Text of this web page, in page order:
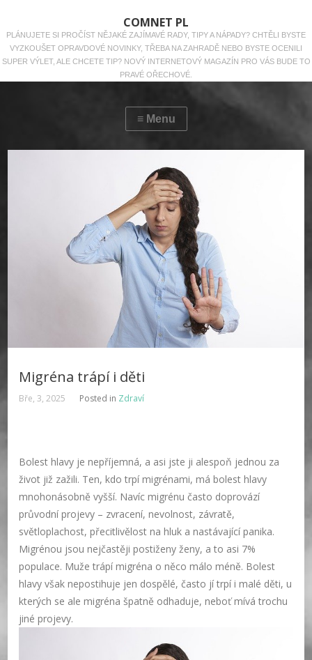
COMNET PL
PLÁNUJETE SI PROČÍST NĚJAKÉ ZAJÍMAVÉ RADY, TIPY A NÁPADY? CHTĚLI BYSTE
VYZKOUŠET OPRAVDOVÉ NOVINKY, TŘEBA NA ZAHRADĚ NEBO BYSTE OCENILI
SUPER VÝLET, ALE CHCETE TIP? NOVÝ INTERNETOVÝ MAGAZÍN PRO VÁS BUDE TO
PRAVÉ OŘECHOVÉ.
Migréna trápí i děti
Bře, 3, 2025 Posted in Zdraví
Bolest hlavy je nepříjemná, a asi jste ji alespoň jednou za
život již zažili. Ten, kdo trpí migrénami, má bolest hlavy
mnohonásobně vyšší. Navíc migrénu často doprovází
průvodní projevy – zvracení, nevolnost, závratě,
světloplachost, přecitlivělost na hluk a nastávající panika.
Migrénou jsou nejčastěji postiženy ženy, a to asi 7%
populace. Muže trápí migréna o něco málo méně. Bolest
hlavy však nepostihuje jen dospělé, často jí trpí i malé děti, u
kterých se ale migréna špatně odhaduje, neboť mívá trochu
jiné projevy.